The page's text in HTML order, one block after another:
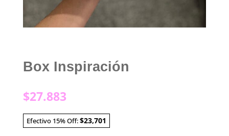
Box Inspiración
$27.883
Efectivo 15% Off:$23,701